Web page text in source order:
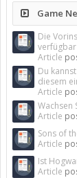
Game
Die
verfügbar
Article
Du
diesem
Article
Wachsen
Article
Sons of
Article
Ist
Article